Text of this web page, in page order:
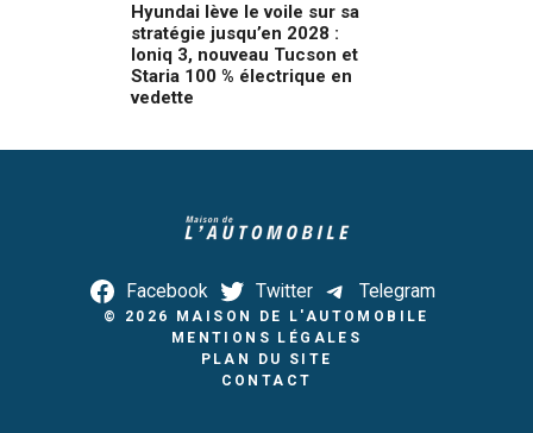
Hyundai lève le voile sur sa
stratégie jusqu’en 2028 :
Ioniq 3, nouveau Tucson et
Staria 100 % électrique en
vedette
Facebook Twitter Telegram
© 2026
MAISON DE L'AUTOMOBILE
MENTIONS LÉGALES
PLAN DU SITE
CONTACT